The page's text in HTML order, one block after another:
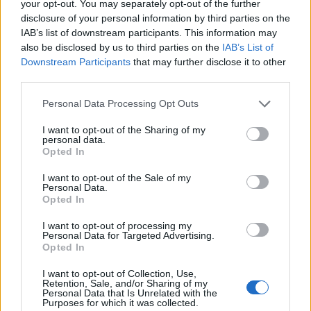
your opt-out. You may separately opt-out of the further
disclosure of your personal information by third parties on the
IAB’s list of downstream participants. This information may
also be disclosed by us to third parties on the IAB’s List of
Downstream Participants that may further disclose it to other
Personal Data Processing Opt Outs
I want to opt-out of the Sharing of my
personal data.
Opted In
I want to opt-out of the Sale of my
Personal Data.
Opted In
I want to opt-out of processing my
Personal Data for Targeted Advertising.
Opted In
I want to opt-out of Collection, Use,
Retention, Sale, and/or Sharing of my
Personal Data that Is Unrelated with the
Purposes for which it was collected.
Μέσω του Sophos Heartbeat που μέρος της
τεχνολογίας Synchronized Security της Sophos και
αποτελεί παγκόσμια πατέντα, οι τερματικές
συσκευές και το τείχος προστασίας μοιράζονται
πληροφορίες και δεδομένα ανταποκρινόμενα
προληπτικά, προσφέροντας απαράμιλλη προστασία
Invinceaκαι μηχανική εκμάθηση
Πρόσφατα, στο χαρτοφυλάκιο προϊόντων της
Sophos προστέθηκε και το X της Invincea που θα
επομένως στη μάχη ενάντια στις προηγμένες
απειλές και στο malware, προστίθεται τώρα και η
ναυαρχίδα της Invincea χρησιμοποιεί τεχνικές
βαθιάς εκμάθησης (deep learning), νευρωνικά